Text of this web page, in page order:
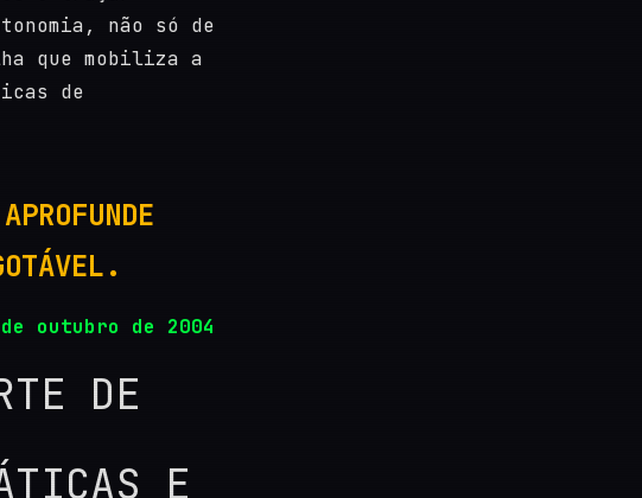
não só de
que mobiliza a
de
outubro de 2004
DE
E